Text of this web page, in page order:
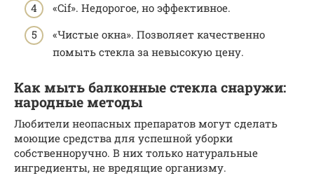
«Cif». Недорогое, но эффективное.
«Чистые окна». Позволяет качественно
помыть стекла за невысокую цену.
Как мыть балконные стекла снаружи:
народные методы
Любители неопасных препаратов могут сделать
моющие средства для успешной уборки
собственноручно. В них только натуральные
ингредиенты, не вредящие организму.